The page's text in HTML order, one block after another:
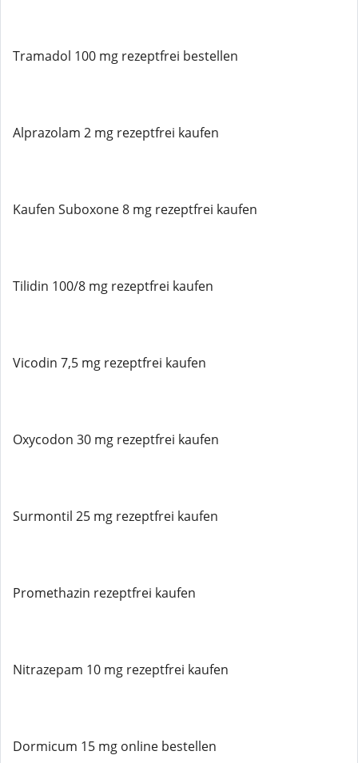
Tramadol 100 mg rezeptfrei bestellen
Alprazolam 2 mg rezeptfrei kaufen
Kaufen Suboxone 8 mg rezeptfrei kaufen
Tilidin 100/8 mg rezeptfrei kaufen
Vicodin 7,5 mg rezeptfrei kaufen
Oxycodon 30 mg rezeptfrei kaufen
Surmontil 25 mg rezeptfrei kaufen
Promethazin rezeptfrei kaufen
Nitrazepam 10 mg rezeptfrei kaufen
Dormicum 15 mg online bestellen